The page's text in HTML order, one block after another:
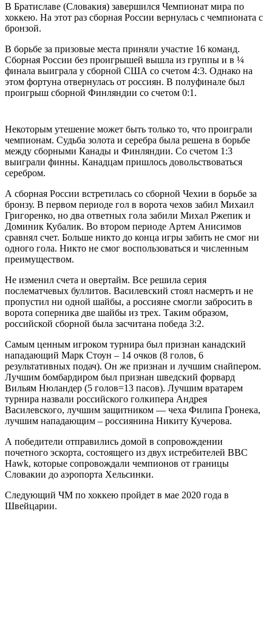
В Братиславе (Словакия) завершился Чемпионат мира по
хоккею. На этот раз сборная России вернулась с чемпионата с
бронзой.
В борьбе за призовые места приняли участие 16 команд.
Сборная России без проигрышей вышла из группы и в ¼
финала выиграла у сборной США со счетом 4:3. Однако на
этом фортуна отвернулась от россиян. В полуфинале был
проигрыш сборной Финляндии со счетом 0:1.
Некоторым утешение может быть только то, что проиграли
чемпионам. Судьба золота и серебра была решена в борьбе
между сборными Канады и Финляндии. Со счетом 1:3
выиграли финны. Канадцам пришлось довольствоваться
серебром.
А сборная России встретилась со сборной Чехии в борьбе за
бронзу. В первом периоде гол в ворота чехов забил Михаил
Григоренко, но два ответных гола забили Михал Ржепик и
Доминик Кубалик. Во втором периоде Артем Анисимов
сравнял счет. Больше никто до конца игры забить не смог ни
одного гола. Никто не смог воспользоваться и численным
преимуществом.
Не изменил счета и овертайм. Все решила серия
послематчевых буллитов. Василевский стоял насмерть и не
пропустил ни одной шайбы, а россияне смогли забросить в
ворота соперника две шайбы из трех. Таким образом,
российской сборной была засчитана победа 3:2.
Самым ценным игроком турнира был признан канадский
нападающий Марк Стоун – 14 очков (8 голов, 6
результативных подач). Он же признан и лучшим снайпером.
Лучшим бомбардиром был признан шведский форвард
Вильям Нюландер (5 голов=13 пасов). Лучшим вратарем
турнира назвали российского голкипера Андрея
Василевского, лучшим защитником — чеха Филипа Гронека,
лучшим нападающим – россиянина Никиту Кучерова.
А победители отправились домой в сопровождении
почетного эскорта, состоящего из двух истребителей ВВС
Hawk, которые сопровождали чемпионов от границы
Словакии до аэропорта Хельсинки.
Следующий ЧМ по хоккею пройдет в мае 2020 года в
Швейцарии.